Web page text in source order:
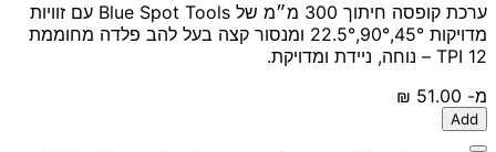
ערכת קופסה חיתוך 300 מ״מ של Blue Spot Tools עם זוויות
מדויקות 45°,90°,22.5° ומנסור קצה בעל להב פלדה מחוממת
12 TPI – נוחה, ניידת ומדויקת.
מ-
Add